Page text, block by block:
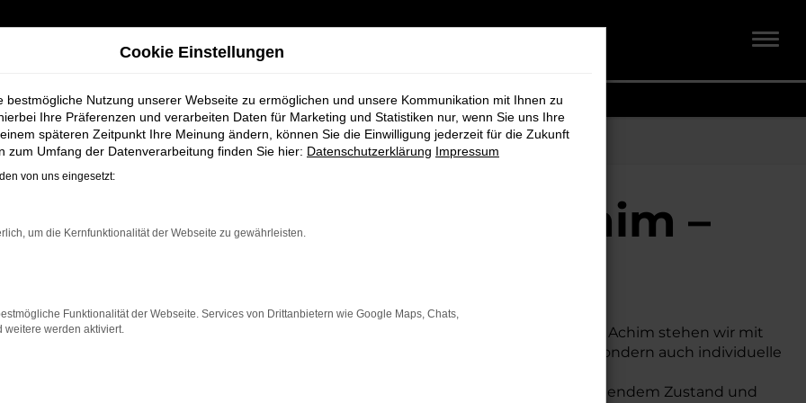
und Fahrspaß
Schmidt + Koch für Achim –
Fahrspaß
und modernes Fahrzeug suchen. Als Ihr VW Autohaus in der Nähe von Achim stehen wir mit
zur Seite. Wir bieten Ihnen nicht nur eine breite Auswahl an VW Modellen, sondern auch individuelle
Neuwagen als auch Gebrauchtwagen und Jahreswagen – allesamt in hervorragendem Zustand und
Cookie Einstellungen
bestmögliche Nutzung unserer Webseite zu ermöglichen und unsere Kommunikation mit Ihnen zu
Ihre Präferenzen und verarbeiten Daten für Marketing und Statistiken nur, wenn Sie uns Ihre
späteren Zeitpunkt Ihre Meinung ändern, können Sie die Einwilligung jederzeit für die Zukunft
zum Umfang der Datenverarbeitung finden Sie hier: Datenschutzerklärung Impressum
von uns eingesetzt:
um die Kernfunktionalität der Webseite zu gewährleisten.
Funktionalität der Webseite. Services von Drittanbietern wie Google Maps, Chats,
weitere werden aktiviert.